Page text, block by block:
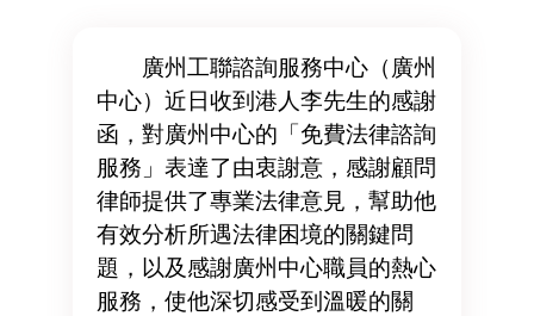
廣州工聯諮詢服務中心（廣州
中心）近日收到港人李先生的感謝
函，對廣州中心的「免費法律諮詢
服務」表達了由衷謝意，感謝顧問
律師提供了專業法律意見，幫助他
有效分析所遇法律困境的關鍵問
題，以及感謝廣州中心職員的熱心
服務，使他深切感受到溫暖的關